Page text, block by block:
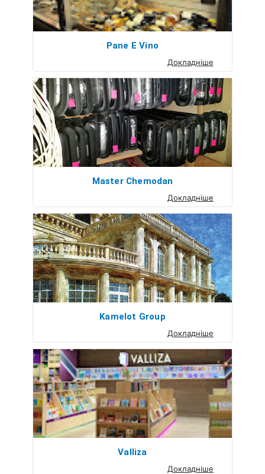
Pane E Vino
Докладніше
Master Chemodan
Докладніше
Kamelot Group
Докладніше
Valliza
Докладніше